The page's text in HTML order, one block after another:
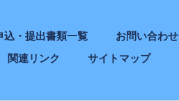
込・提出書類一覧
お問い合わせ
関連リンク サイトマップ